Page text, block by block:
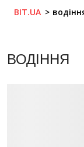
BIT.UA
ВОДІННЯ